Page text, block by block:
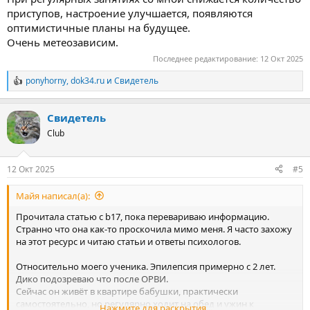
приступов, настроение улучшается, появляются
оптимистичные планы на будущее.
Очень метеозависим.
Последнее редактирование: 12 Окт 2025
Р
е
к
ц
и
ponyhorny,dok34.ru и Свидетель
Свидетель
Club
12 Окт 2025 #5
Майя написал(а):
Прочитала статью с b17, пока перевариваю информацию.
Странно что она как-то проскочила мимо меня. Я часто захожу
на этот ресурс и читаю статьи и ответы психологов.
Относительно моего ученика. Эпилепсия примерно с 2 лет.
Дико подозреваю что после ОРВИ.
Сейчас он живёт в квартире бабушки, практически
самостоятельно, но регулярно ходит на обед и ужин к